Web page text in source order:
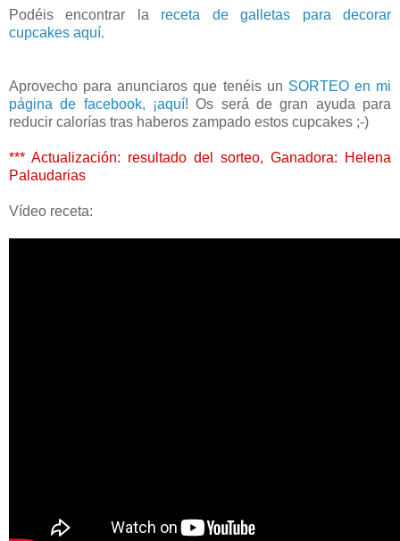
Podéis encontrar la receta de galletas para decorar
cupcakes aquí.
Aprovecho para anunciaros que tenéis un SORTEO en mi
página de facebook, ¡aquí!Os será de gran ayuda para
reducir calorías tras haberos zampado estos cupcakes ;-)
*** Actualización: resultado del sorteo, Ganadora: Helena
Palaudarias
Vídeo receta: